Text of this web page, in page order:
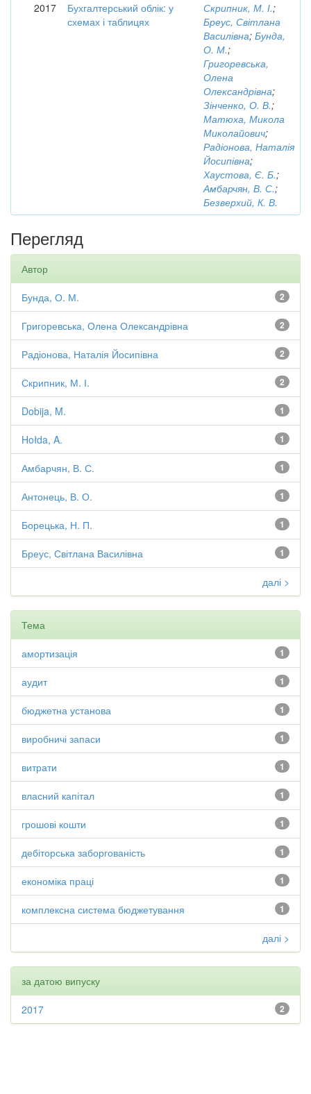
2017
Бухгалтерський облік: у
схемах і таблицях
Скрипник, М. І.;
Бреус, Світлана
Василівна; Бунда,
О. М.;
Григоревська,
Олена
Олександрівна;
Зінченко, О. В.;
Матюха, Микола
Миколайович;
Радіонова, Наталія
Йосипівна;
Хаустова, Є. Б.;
Амбарчян, В. С.;
Безверхий, К. В.
Перегляд
Автор
2
Бунда, О. М.
2
Григоревська, Олена Олександрівна
2
Радіонова, Наталія Йосипівна
2
Скрипник, М. І.
1
Dobija, M.
1
Hołda, A.
1
Амбарчян, В. С.
1
Антонець, В. О.
1
Борецька, Н. П.
1
Бреус, Світлана Василівна
далі >
Тема
1
амортизація
1
аудит
1
бюджетна установа
1
виробничі запаси
1
витрати
1
власний капітал
1
грошові кошти
1
дебіторська заборгованість
1
економіка праці
1
комплексна система бюджетування
далі >
за датою випуску
2
2017